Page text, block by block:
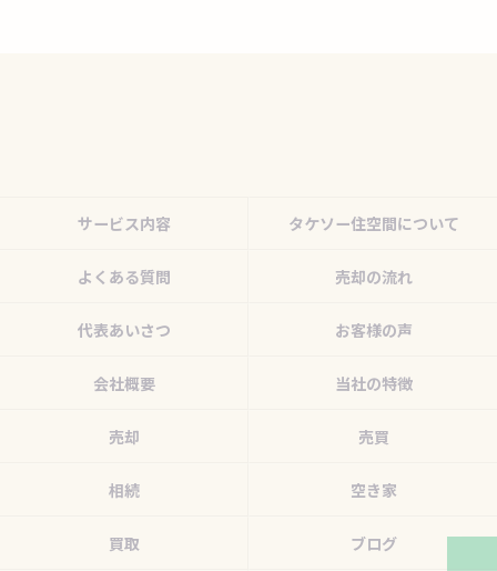
サービス内容 タケソー住空間について
よくある質問 売却の流れ
代表あいさつ お客様の声
会社概要 当社の特徴
売却 売買
相続 空き家
買取 ブログ